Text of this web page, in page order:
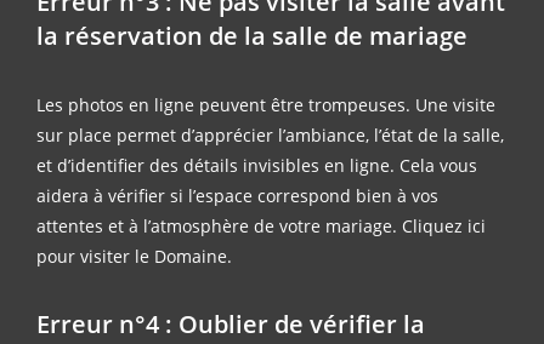
la réservation de la salle de mariage
Les photos en ligne peuvent être trompeuses. Une visite
sur place permet d’apprécier l’ambiance, l’état de la salle,
et d’identifier des détails invisibles en ligne. Cela vous
aidera à vérifier si l’espace correspond bien à vos
attentes et à l’atmosphère de votre mariage. Cliquez ici
pour visiter le Domaine.
Erreur n°4 : Oublier de vérifier la